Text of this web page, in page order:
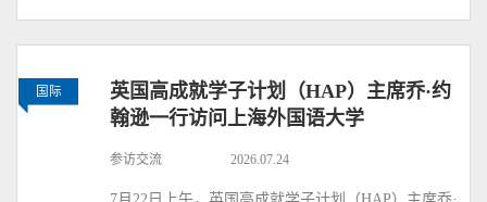
国际
英国高成就学子计划（HAP）主席乔·约
翰逊一行访问上海外国语大学
参访交流 2026.07.24